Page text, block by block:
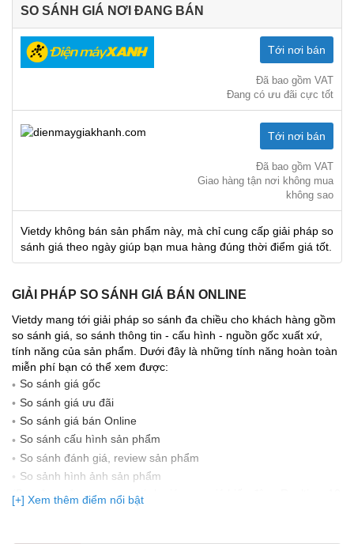
SO SÁNH GIÁ NƠI ĐANG BÁN
Tới nơi bán
Đã bao gồm VAT
Đang có ưu đãi cực tốt
Tới nơi bán
Đã bao gồm VAT
Giao hàng tận nơi không mua
không sao
Vietdy không bán sản phẩm này, mà chỉ cung cấp giải pháp so
sánh giá theo ngày giúp bạn mua hàng đúng thời điểm giá tốt.
GIẢI PHÁP SO SÁNH GIÁ BÁN ONLINE
Vietdy mang tới giải pháp so sánh đa chiều cho khách hàng gồm
so sánh giá, so sánh thông tin - cấu hình - nguồn gốc xuất xứ,
tính năng của sản phẩm. Dưới đây là những tính năng hoàn toàn
miễn phí bạn có thể xem được:
So sánh giá gốc
So sánh giá ưu đãi
So sánh giá bán Online
So sánh cấu hình sản phẩm
So sánh đánh giá, review sản phẩm
So sảnh hình ảnh sản phẩm
(Bạn đang được xem so sánh giá, xem giá biến động Realtime 10
lần cập nhật gần nhất)
[+] Xem thêm điểm nổi bật